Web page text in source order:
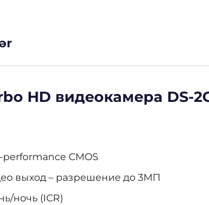
HD видеокамера DS-
CMOS
выход – разрешение до 3МП
ночь (ICR)